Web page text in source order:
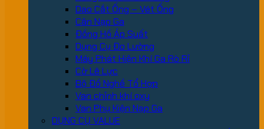
Dao Cắt Ống – Vét Ống
Cân Nạp Ga
Đồng Hồ Áp Suất
Dụng Cụ Đo Lường
Máy Phát Hiện Khí Ga Rò Rỉ
Cờ Lê Lực
Bộ Đồ Nghề Tổ Hợp
Van chỉnh khí oxy
Van Phụ Kiện Nạp Ga
DỤNG CỤ VALUE